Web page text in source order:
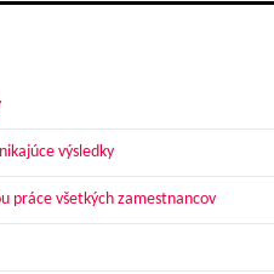
výsledky
práce všetkých zamestnancov